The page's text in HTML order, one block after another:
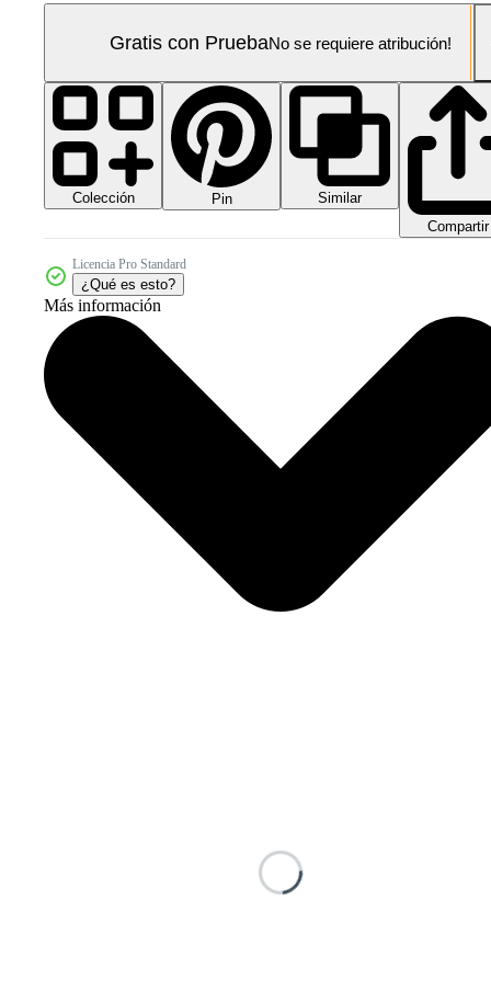
Gratis con PruebaNo se requiere atribución!
Colección Pin
Similar
Compartir
Licencia Pro Standard
¿Qué es esto?
Más información